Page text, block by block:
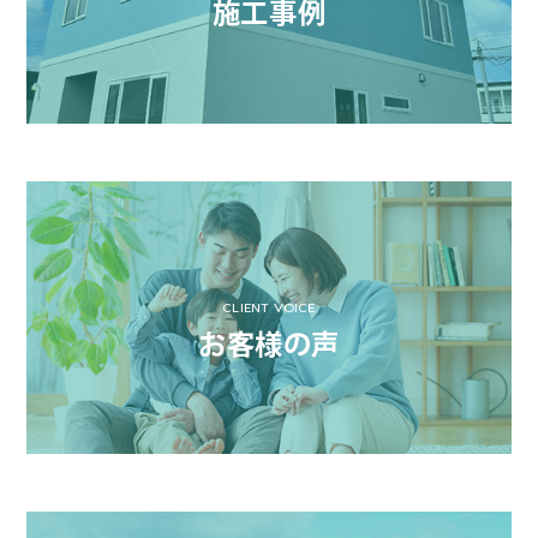
施工事例
CLIENT VOICE
お客様の声